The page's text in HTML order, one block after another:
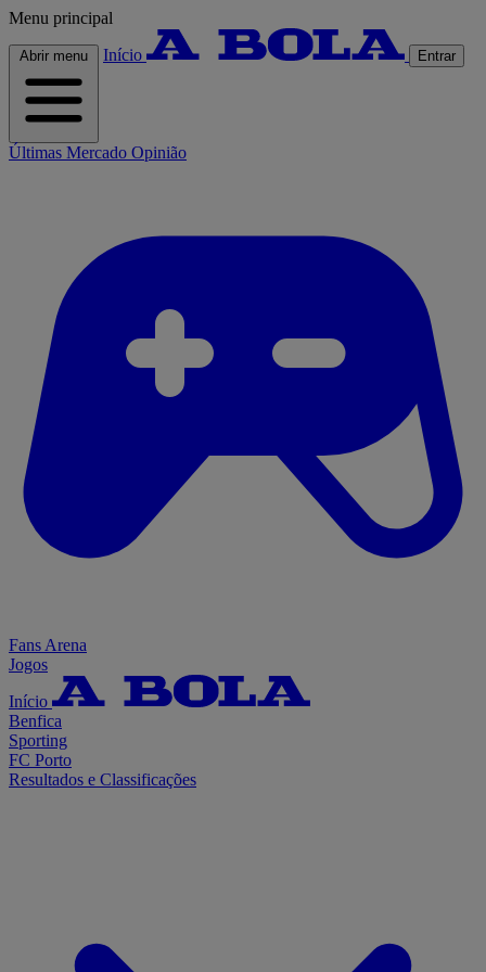
Menu principal
Abrir menu Início Entrar
Últimas Mercado Opinião
Fans Arena
Jogos
Início
Benfica
Sporting
FC Porto
Resultados e Classificações